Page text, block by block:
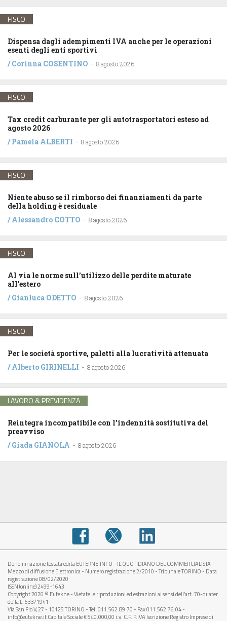
FISCO
Dispensa dagli adempimenti IVA anche per le operazioni
esenti degli enti sportivi
/Corinna COSENTINO - 8 agosto 2026
FISCO
Tax credit carburante per gli autotrasportatori esteso ad
agosto 2026
/Pamela ALBERTI - 8 agosto 2026
FISCO
Niente abuso se il rimborso dei finanziamenti da parte
della holding è residuale
/Alessandro COTTO - 8 agosto 2026
FISCO
Al via le norme sull’utilizzo delle perdite maturate
all’estero
/Gianluca ODETTO - 8 agosto 2026
FISCO
Per le società sportive, paletti alla lucratività attenuata
/Alberto GIRINELLI - 8 agosto 2026
LAVORO & PREVIDENZA
Reintegra incompatibile con l’indennità sostitutiva del
preavviso
/Giada GIANOLA - 8 agosto 2026
Denominazione testata edita EUTEKNE.INFO - IL QUOTIDIANO DEL COMMERCIALISTA -
Mezzo di diffusione Elettronica - Numero registrazione 2/2010 - Tribunale TORINO - Data
registrazione 08/02/2020
ISSN (online) 2499-1643
Copyright 2026 © Eutekne - Vietate le riproduzioni ed estrazioni ai sensi dell’art. 70-quater
della L. 633/1941
Via San Pio V, 27 - 10125 TORINO - Tel. 011.562.89.70 - Fax 011.562.76.04 -
info@eutekne.it Capitale Sociale € 540.000,00 i.v. C.F. P.IVA Iscrizione Registro Imprese di